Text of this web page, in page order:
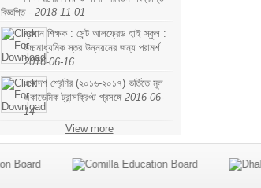
বিজ্ঞপ্তি - 2018-11-01
প্রধান শিক্ষক : সেন্ট আলফ্রেড হাই স্কুল :
উচ্চমাধ্যমিক স্তর উন্নয়নের জন্য পরামর্শ
2016-06-16
একাদশ শ্রেণির (২০১৬-২০১৭) ভর্তিতে মূল
একাডেমিক ট্রান্সক্রিপ্ট প্রসঙ্গে 2016-06-
14
View more